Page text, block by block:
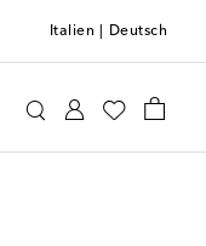
Italien Deutsch